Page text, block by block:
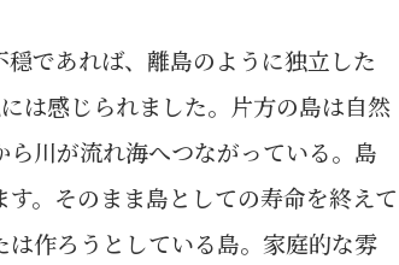
であれば、離島のように独立した
は感じられました。片方の島は自然
川が流れ海へつながっている。島
。そのまま島としての寿命を終えて
作ろうとしている島。家庭的な雰